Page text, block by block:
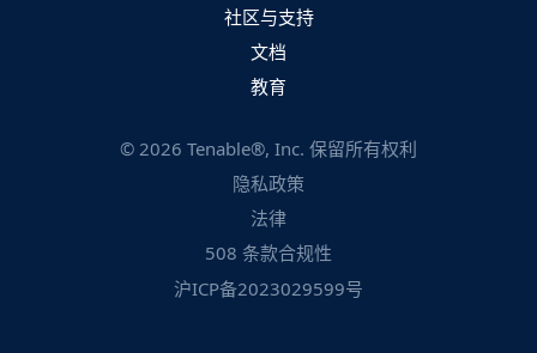
社区与支持
文档
教育
© 2026 Tenable®, Inc. 保留所有权利
隐私政策
法律
508 条款合规性
沪ICP备2023029599号